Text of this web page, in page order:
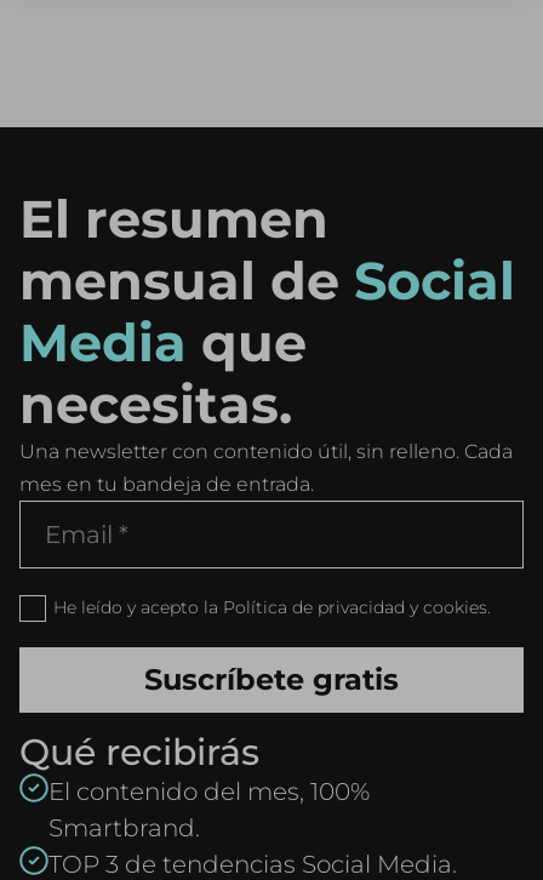
El resumen
mensual de Social
Media que
necesitas.
Una newsletter con contenido útil, sin relleno. Cada
mes en tu bandeja de entrada.
He leído y acepto la Política de privacidad y cookies.
Qué recibirás
El contenido del mes, 100%
Smartbrand.
TOP 3 de tendencias Social Media.